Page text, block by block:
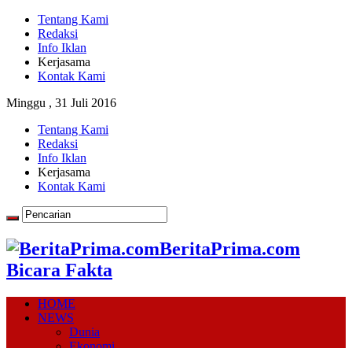
Tentang Kami
Redaksi
Info Iklan
Kerjasama
Kontak Kami
Minggu , 31 Juli 2016
Tentang Kami
Redaksi
Info Iklan
Kerjasama
Kontak Kami
BeritaPrima.com
Bicara Fakta
HOME
NEWS
Dunia